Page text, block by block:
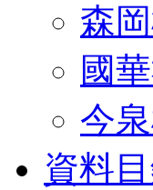
森
國
今
資料